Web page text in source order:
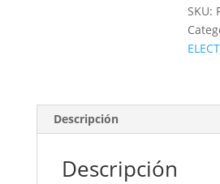
SKU:
Descripción
Descripción